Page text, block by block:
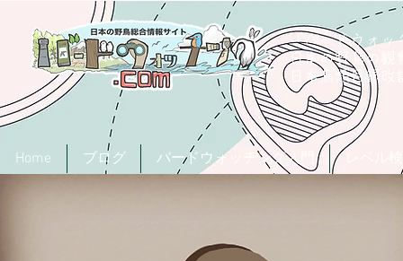
「バードウォッ
日本の野鳥の観
日本鳥類目録
Home ブログ バードウォッチング入門